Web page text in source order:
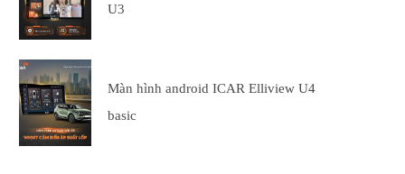
U3
Màn hình android ICAR Elliview U4
basic